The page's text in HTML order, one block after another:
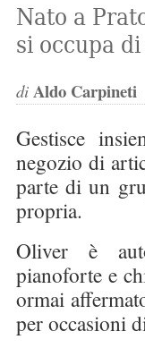
Nato a
si occupa
di Aldo Carpineti
Gestisce
negozio di
parte di un
propria.
Oliver è
pianoforte e
ormai
per occasioni